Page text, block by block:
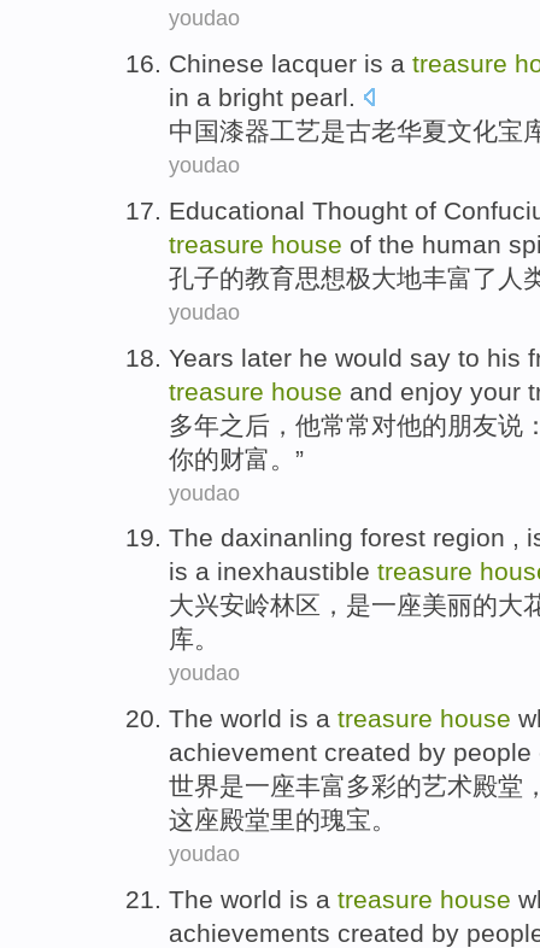
youdao
Chinese lacquer is a treasure
in a bright pearl.
中国漆器工艺是古老华夏文化宝
youdao
Educational Thought of
treasure house of the human
孔子的教育思想极大地丰富了 人
youdao
Years later he would say to his
treasure house and enjoy your
多年之后 ， 他常常对他的朋友说
你的财富 。”
youdao
The daxinanling forest region ,
is a inexhaustible treasure
大兴安岭林区， 是一座美丽的大
库。
youdao
The world is a treasure house
achievement created by people
世界是一座丰富多彩的艺术殿堂
这座殿堂里的瑰宝。
youdao
The world is a treasure house
achievements created by